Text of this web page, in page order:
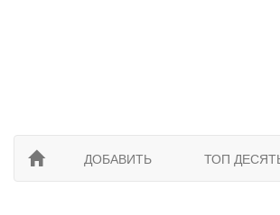
ДОБАВИТЬ ТОП